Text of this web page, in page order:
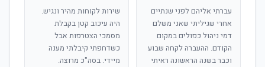
עברתי אליהם לפני שנתיים
אחרי שגיליתי שאני משלם
דמי ניהול כפולים במקום
הקודם. ההעברה לקחה שבוע
וכבר בשנה הראשונה ראיתי
שירות לקוחות מהיר ונגיש.
היה עיכוב קטן בקבלת
מסמכי הצטרפות אבל
כשדחפתי קיבלתי מענה
מיידי. בסה"כ מרוצה.